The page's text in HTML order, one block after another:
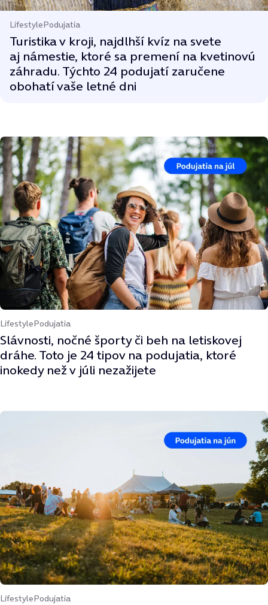
LifestylePodujatia
Turistika v kroji, najdlhší kvíz na svete
aj námestie, ktoré sa premení na kvetinovú
záhradu. Týchto 24 podujatí zaručene
obohatí vaše letné dni
LifestylePodujatia
Slávnosti, nočné športy či beh na letiskovej
dráhe. Toto je 24 tipov na podujatia, ktoré
inokedy než v júli nezažijete
LifestylePodujatia